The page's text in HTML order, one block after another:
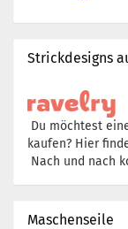
Strickdesigns
Du möchtest
kaufen? Hier
Nach und nach
Maschenseile